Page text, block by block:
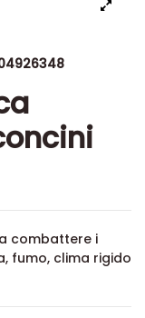
combattere i
fumo, clima rigido